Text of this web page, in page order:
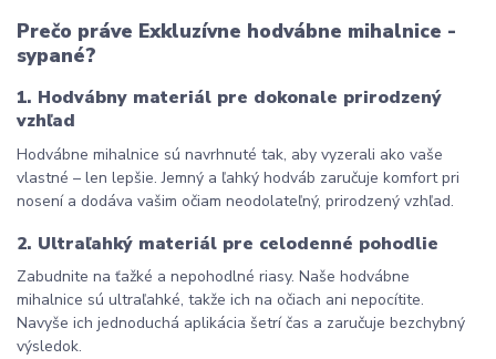
Prečo práve Exkluzívne hodvábne mihalnice -
sypané?
1. Hodvábny materiál pre dokonale prirodzený
vzhľad
Hodvábne mihalnice sú navrhnuté tak, aby vyzerali ako vaše
vlastné – len lepšie. Jemný a ľahký hodváb zaručuje komfort pri
nosení a dodáva vašim očiam neodolateľný, prirodzený vzhľad.
2. Ultraľahký materiál pre celodenné pohodlie
Zabudnite na ťažké a nepohodlné riasy. Naše hodvábne
mihalnice sú ultraľahké, takže ich na očiach ani nepocítite.
Navyše ich jednoduchá aplikácia šetrí čas a zaručuje bezchybný
výsledok.